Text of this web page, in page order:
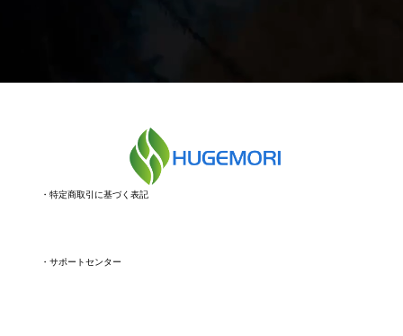
・ 特定商取引に基づく表記
・ サポートセンター